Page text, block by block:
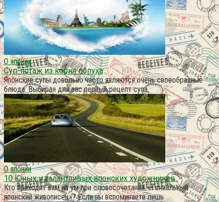
О японии
Суп-потаж из корня лопуха
Японские супы довольно часто являются очень своеобразные
блюда. Выбирая для вас первый рецепт супа,
О японии
10 Юных и талантливых японских художников
Кто приходит вам на ум при словосочетании: «Гениальный
японский живописец»? Если вы вспоминаете лишь